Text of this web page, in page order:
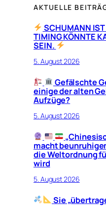
AKTUELLE
SCHUMANN
TIMING KÖNNTE
SEIN.
5. August 2026
Gefälschte
einige der alten
Aufzüge?
5. August 2026
macht
die Weltordnung
wird
5. August 2026
Sie